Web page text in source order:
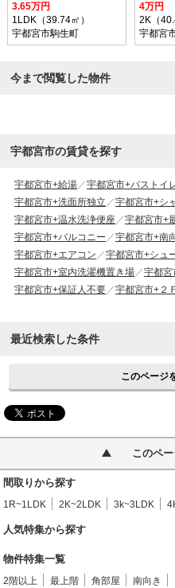
3.65万円
1LDK（39.74㎡）
宇都宮市駒生町
4万円
2K（
宇都宮
今まで閲覧した物件
宇都宮市の賃貸を探す
宇都宮市+給湯 宇都宮市+バストイ
宇都宮市+洗面所独立
宇都宮市+シ
宇都宮市+温水洗浄便座
宇都宮市+
宇都宮市+バルコニー
宇都宮市+南
宇都宮市+エアコン
宇都宮市+シュ
宇都宮市+室内洗濯機置き場
宇都宮
宇都宮市+保証人不要
宇都宮市+２
最近検索した条件
このページ
このペ
間取りから探す
1R~1LDK 2K~2LDK 3k~3LDK
人気特集から探す
物件特集一覧
2階以上 最上階 角部屋 南向き